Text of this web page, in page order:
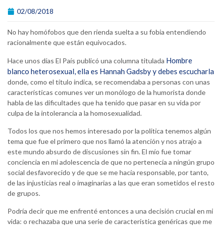
02/08/2018
No hay homófobos que den rienda suelta a su fobia entendiendo
racionalmente que están equivocados.
Hace unos días El País publicó una columna titulada Hombre
blanco heterosexual, ella es Hannah Gadsby y debes escucharla
donde, como el título indica, se recomendaba a personas con unas
características comunes ver un monólogo de la humorista donde
habla de las dificultades que ha tenido que pasar en su vida por
culpa de la intolerancia a la homosexualidad.
Todos los que nos hemos interesado por la política tenemos algún
tema que fue el primero que nos llamó la atención y nos atrajo a
este mundo absurdo de discusiones sin fin. El mío fue tomar
conciencia en mi adolescencia de que no pertenecía a ningún grupo
social desfavorecido y de que se me hacía responsable, por tanto,
de las injusticias real o imaginarias a las que eran sometidos el resto
de grupos.
Podría decir que me enfrenté entonces a una decisión crucial en mi
vida: o rechazaba que una serie de característica genéricas que me